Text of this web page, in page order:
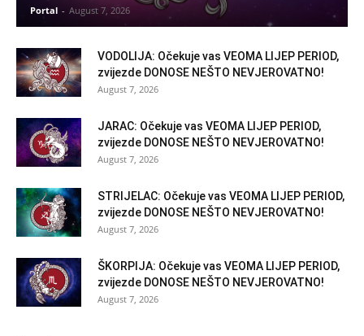
Portal - August 7, 2026
VODOLIJA: Očekuje vas VEOMA LIJEP PERIOD,
zvijezde DONOSE NEŠTO NEVJEROVATNO!
August 7, 2026
JARAC: Očekuje vas VEOMA LIJEP PERIOD,
zvijezde DONOSE NEŠTO NEVJEROVATNO!
August 7, 2026
STRIJELAC: Očekuje vas VEOMA LIJEP PERIOD,
zvijezde DONOSE NEŠTO NEVJEROVATNO!
August 7, 2026
ŠKORPIJA: Očekuje vas VEOMA LIJEP PERIOD,
zvijezde DONOSE NEŠTO NEVJEROVATNO!
August 7, 2026